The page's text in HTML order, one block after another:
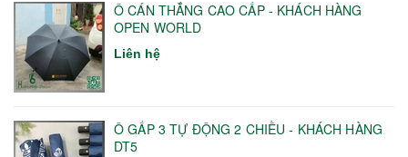
Ô CÁN THẲNG CAO CẤP - KHÁCH HÀNG
OPEN WORLD
Liên hệ
Ô GẤP 3 TỰ ĐỘNG 2 CHIỀU - KHÁCH HÀNG
DT5